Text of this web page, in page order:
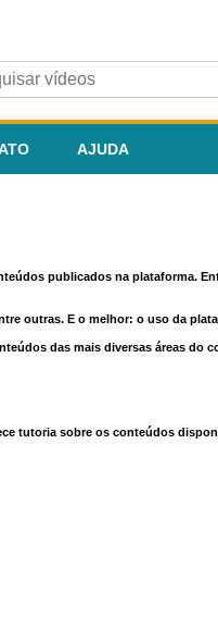
AJUDA
publicados na plataforma.
outras. E o melhor: o uso da
das mais diversas áreas do
tutoria sobre os conteúdos